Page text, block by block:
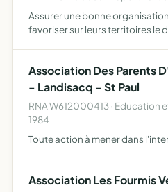
Assurer une bonne
favoriser sur leurs territoires le
Association Des Parents
- Landisacq - St Paul
RNA W612000413 · Education
1984
Toute action à mener dans
Association Les Fourmis